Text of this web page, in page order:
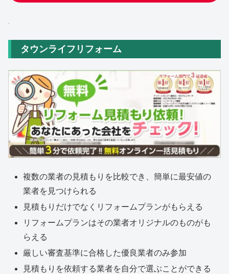
タウンライフリフォーム
複数の業者の見積もりを比較でき、簡単に最安値の
業者を見つけられる
見積もりだけでなくリフォームプランがもらえる
リフォームプランはその業者オリジナルのものがも
らえる
厳しい審査基準に合格した優良業者のみ参加
見積もりを依頼する業者を自分で選ぶことができる